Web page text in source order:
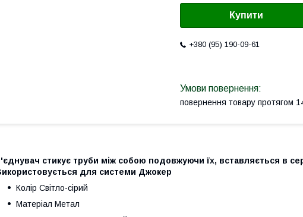
Купити
+380 (95) 190-09-61
повернення товару протягом
стикує труби між собою подовжуючи їх, вставляється в
для системи Джокер
Колір Світло-сірий
Матеріал Метал